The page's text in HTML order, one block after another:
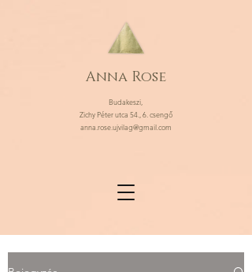
Anna Rose
Budakeszi,
Zichy Péter utca 54., 6. csengő
anna.rose.ujvilag@gmail.com